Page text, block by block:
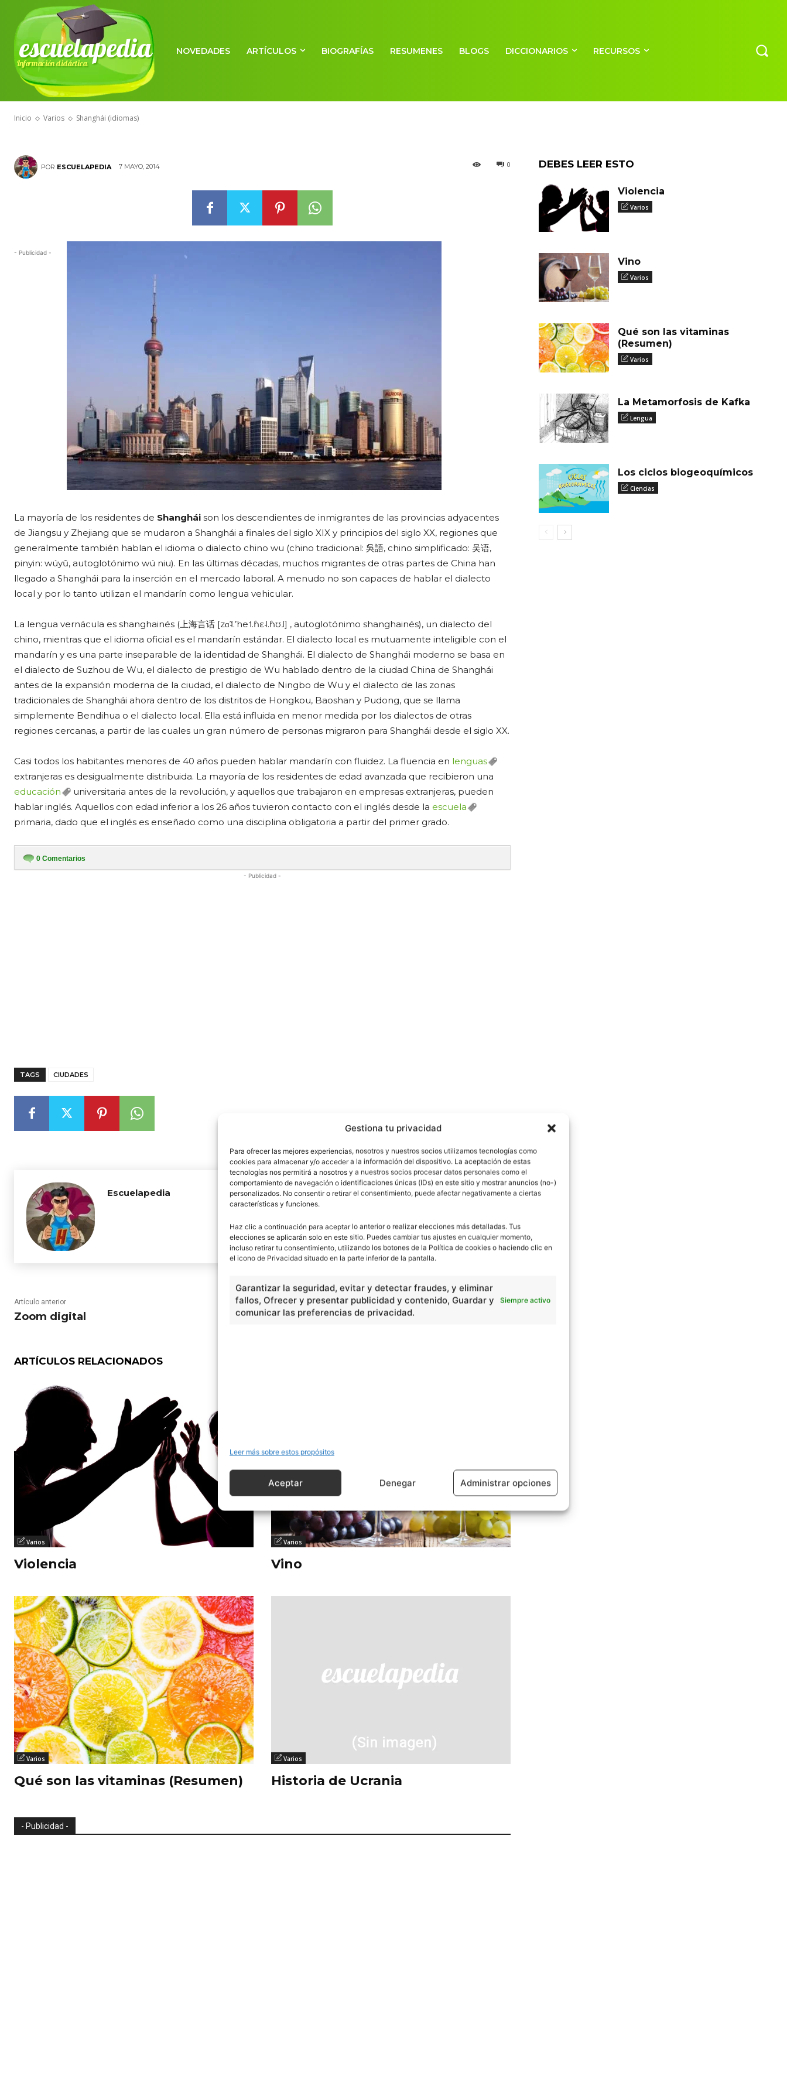
Gestiona tu privacidad
Para ofrecer las mejores experiencias, nosotros y nuestros socios utilizamos tecnologías como
cookies para almacenar y/o acceder a la información del dispositivo. La aceptación de estas
tecnologías nos permitirá a nosotros y a nuestros socios procesar datos personales como el
comportamiento de navegación o identificaciones únicas (IDs) en este sitio y mostrar anuncios (no-)
personalizados. No consentir o retirar el consentimiento, puede afectar negativamente a ciertas
características y funciones.
Haz clic a continuación para aceptar lo anterior o realizar elecciones más detalladas. Tus
elecciones se aplicarán solo en este sitio. Puedes cambiar tus ajustes en cualquier momento,
incluso retirar tu consentimiento, utilizando los botones de la Política de cookies o haciendo clic en
el icono de Privacidad situado en la parte inferior de la pantalla.
Garantizar la seguridad, evitar y detectar fraudes, y eliminar
fallos, Ofrecer y presentar publicidad y contenido, Guardar y
comunicar las preferencias de privacidad.
Siempre activo
Leer más sobre estos propósitos
Aceptar Denegar Administrar opciones
escuelapedia
Información didáctica
NOVEDADES ARTÍCULOS BIOGRAFÍAS RESUMENES BLOGS DICCIONARIOS RECURSOS
Inicio Varios Shanghái (idiomas)
VARIOS
Shanghái (idiomas)
POR ESCUELAPEDIA 7 MAYO, 2014 0
- Publicidad -
La mayoría de los residentes de Shanghái son los descendientes de inmigrantes de las provincias adyacentes
de Jiangsu y Zhejiang que se mudaron a Shanghái a finales del siglo XIX y principios del siglo XX, regiones que
generalmente también hablan el idioma o dialecto chino wu (chino tradicional: 吳語, chino simplificado: 吴语,
pinyin: wúyǔ, autoglotónimo wú niu). En las últimas décadas, muchos migrantes de otras partes de China han
llegado a Shanghái para la inserción en el mercado laboral. A menudo no son capaces de hablar el dialecto
local y por lo tanto utilizan el mandarín como lengua vehicular.
La lengua vernácula es shanghainés (上海言话 [zɑ̃˨.’he˦.ɦɛ˨.ɦʊ˩] , autoglotónimo shanghainés), un dialecto del
chino, mientras que el idioma oficial es el mandarín estándar. El dialecto local es mutuamente inteligible con el
mandarín y es una parte inseparable de la identidad de Shanghái. El dialecto de Shanghái moderno se basa en
el dialecto de Suzhou de Wu, el dialecto de prestigio de Wu hablado dentro de la ciudad China de Shanghái
antes de la expansión moderna de la ciudad, el dialecto de Ningbo de Wu y el dialecto de las zonas
tradicionales de Shanghái ahora dentro de los distritos de Hongkou, Baoshan y Pudong, que se llama
simplemente Bendihua o el dialecto local. Ella está influida en menor medida por los dialectos de otras
regiones cercanas, a partir de las cuales un gran número de personas migraron para Shanghái desde el siglo XX.
Casi todos los habitantes menores de 40 años pueden hablar mandarín con fluidez. La fluencia en lenguas
extranjeras es desigualmente distribuida. La mayoría de los residentes de edad avanzada que recibieron una
educación
universitaria antes de la revolución, y aquellos que trabajaron en empresas extranjeras, pueden
hablar inglés. Aquellos con edad inferior a los 26 años tuvieron contacto con el inglés desde la escuela
primaria, dado que el inglés es enseñado como una disciplina obligatoria a partir del primer grado.
0 Comentarios
- Publicidad -
TAGS CIUDADES
Escuelapedia
Artículo anterior
Zoom digital
Artículo siguiente
Shanghái (religión)
ARTÍCULOS RELACIONADOS
Varios
Violencia
Varios
Vino
Varios
Qué son las vitaminas (Resumen)
Varios
Historia de Ucrania
- Publicidad -
DEBES LEER ESTO
Violencia
Varios
Vino
Varios
Qué son las vitaminas
(Resumen)
Varios
La Metamorfosis de Kafka
Lengua
Los ciclos biogeoquímicos
Ciencias